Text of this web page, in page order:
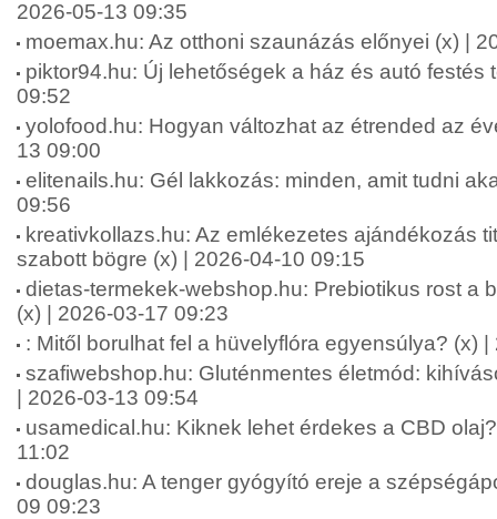
2026-05-13 09:35
moemax.hu: Az otthoni szaunázás előnyei (x) |
piktor94.hu: Új lehetőségek a ház és autó festés
09:52
yolofood.hu: Hogyan változhat az étrended az
13 09:00
elitenails.hu: Gél lakkozás: minden, amit tudni
09:56
kreativkollazs.hu: Az emlékezetes ajándékozás
szabott bögre (x) | 2026-04-10 09:15
dietas-termekek-webshop.hu: Prebiotikus rost a
(x) | 2026-03-17 09:23
: Mitől borulhat fel a hüvelyflóra egyensúlya? (x)
szafiwebshop.hu: Gluténmentes életmód:
| 2026-03-13 09:54
usamedical.hu: Kiknek lehet érdekes a CBD
11:02
douglas.hu: A tenger gyógyító ereje a
09 09:23